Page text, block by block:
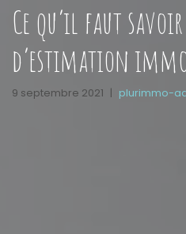
Ce qu’il faut
d’estimation
9 septembre 2021 plurimmo-